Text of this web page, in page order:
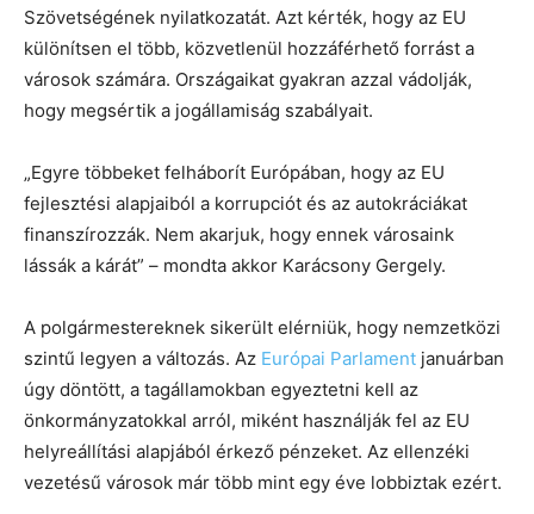
Szövetségének nyilatkozatát. Azt kérték, hogy az EU
különítsen el több, közvetlenül hozzáférhető forrást a
városok számára. Országaikat gyakran azzal vádolják,
hogy megsértik a jogállamiság szabályait.
„Egyre többeket felháborít Európában, hogy az EU
fejlesztési alapjaiból a korrupciót és az autokráciákat
finanszírozzák. Nem akarjuk, hogy ennek városaink
lássák a kárát” – mondta akkor Karácsony Gergely.
A polgármestereknek sikerült elérniük, hogy nemzetközi
szintű legyen a változás. Az Európai Parlament januárban
úgy döntött, a tagállamokban egyeztetni kell az
önkormányzatokkal arról, miként használják fel az EU
helyreállítási alapjából érkező pénzeket. Az ellenzéki
vezetésű városok már több mint egy éve lobbiztak ezért.